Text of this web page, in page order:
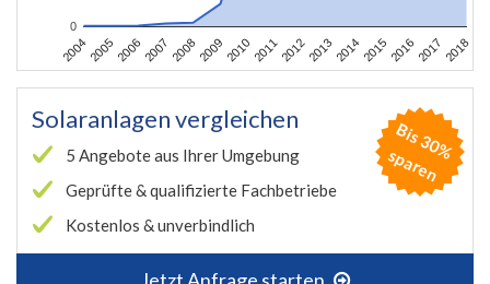
2004200520062007 2008200920102011201220132014201520162017 2018
0
Solaranlagen vergleichen
5 Angebote aus Ihrer Umgebung
Geprüfte & qualifizierte Fachbetriebe
Kostenlos & unverbindlich
B
is
3
0
%
s
p
a
r
e
n